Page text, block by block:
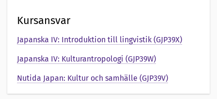
Kursansvar
Japanska IV: Introduktion till lingvistik (GJP39X)
Japanska IV: Kulturantropologi (GJP39W)
Nutida Japan: Kultur och samhälle (GJP39V)